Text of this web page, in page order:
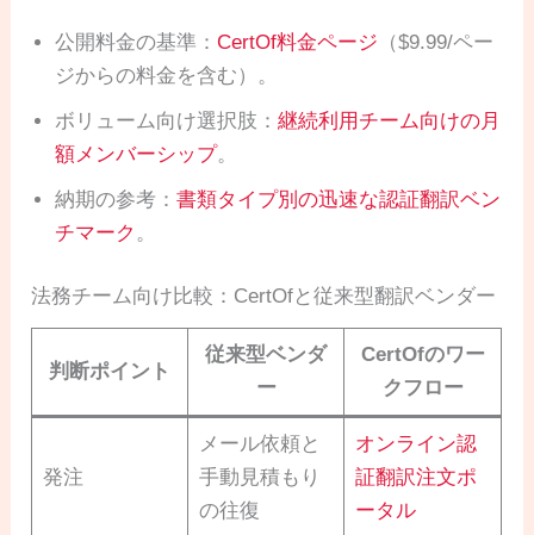
公開料金の基準：CertOf料金ページ （$9.99/ペー
ジからの料金を含む）。
ボリューム向け選択肢：継続利用チーム向けの月
額メンバーシップ。
納期の参考：書類タイプ別の迅速な認証翻訳ベン
チマーク 。
法務チーム向け比較：CertOfと従来型翻訳ベンダー
判断ポイント
従来型ベンダ
ー
CertOfのワー
クフロー
発注
メール依頼と
手動見積もり
の往復
オンライン認
証翻訳注文ポ
ータル